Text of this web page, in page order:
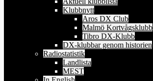
Klubbnytt
Aros DX Club
Malmö Kortvågsklubb
Tibro DX-Klubb
DX-klubbar genom historien
Radiostatistik
Landlista
MEST